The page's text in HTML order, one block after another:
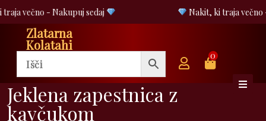
Skip
content
večno - Nakupuj sedaj Nakit, ki traja večno
Zlatarna
Kolatahi
0
Jeklena zapestnica z
kavčukom